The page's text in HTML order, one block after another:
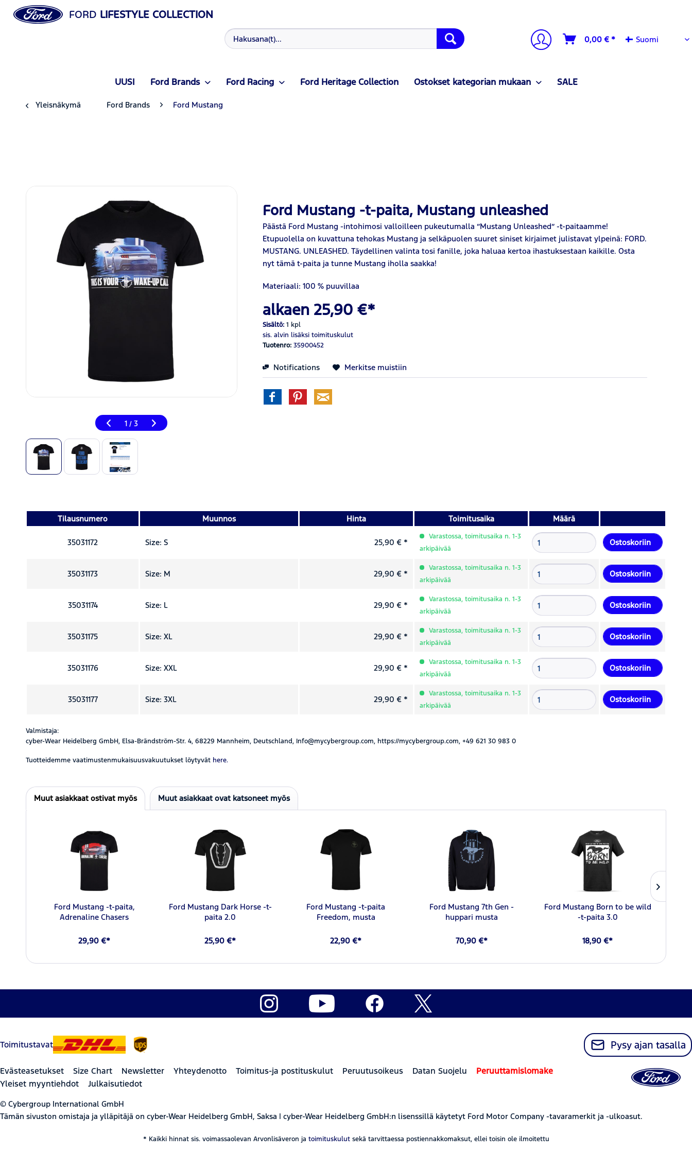
FORD LIFESTYLE COLLECTION
0,00 € * Suomi
Suomi
UUSI Ford Brands Ford Racing Ford Heritage Collection Ostokset kategorian mukaan SALE
Yleisnäkymä Ford Brands Ford Mustang
1 / 3
Ford Mustang -t-paita, Mustang unleashed
Päästä Ford Mustang -intohimosi valloilleen pukeutumalla ”Mustang Unleashed” -t-paitaamme!
Etupuolella on kuvattuna tehokas Mustang ja selkäpuolen suuret siniset kirjaimet julistavat ylpeinä: FORD.
MUSTANG. UNLEASHED. Täydellinen valinta tosi fanille, joka haluaa kertoa ihastuksestaan kaikille. Osta
nyt tämä t-paita ja tunne Mustang iholla saakka!
Materiaali: 100 % puuvillaa
alkaen 25,90 €*
Sisältö:1 kpl
sis. alvin lisäksi toimituskulut
Tuotenro:35900452
Notifications Merkitse muistiin
Tilausnumero Muunnos Hinta Toimitusaika Määrä
35031172 Size: S 25,90 € *
Varastossa, toimitusaika n. 1-3
arkipäivää
Ostoskoriin
35031173 Size: M 29,90 € *
Varastossa, toimitusaika n. 1-3
arkipäivää
Ostoskoriin
35031174 Size: L 29,90 € *
Varastossa, toimitusaika n. 1-3
arkipäivää
Ostoskoriin
35031175 Size: XL 29,90 € *
Varastossa, toimitusaika n. 1-3
arkipäivää
Ostoskoriin
35031176 Size: XXL 29,90 € *
Varastossa, toimitusaika n. 1-3
arkipäivää
Ostoskoriin
35031177 Size: 3XL 29,90 € *
Varastossa, toimitusaika n. 1-3
arkipäivää
Ostoskoriin
Valmistaja:
cyber-Wear Heidelberg GmbH, Elsa-Brändström-Str. 4, 68229 Mannheim, Deutschland, Info@mycybergroup.com, https://mycybergroup.com, +49 621 30 983 0
Tuotteidemme vaatimustenmukaisuusvakuutukset löytyvät here.
Muut asiakkaat ostivat myös Muut asiakkaat ovat katsoneet myös
Ford Mustang -t-paita,
Adrenaline Chasers
29,90 €*
Ford Mustang Dark Horse -t-
paita 2.0
25,90 €*
Ford Mustang -t-paita
Freedom, musta
22,90 €*
Ford Mustang 7th Gen -
huppari musta
70,90 €*
Ford Mustang Born to be wild
-t-paita 3.0
18,90 €*
Toimitustavat Pysy ajan tasalla
Evästeasetukset Size Chart Newsletter Yhteydenotto Toimitus-ja postituskulut Peruutusoikeus Datan Suojelu
Peruuttamislomake
Yleiset myyntiehdot
Julkaisutiedot
© Cybergroup International GmbH
Tämän sivuston omistaja ja ylläpitäjä on cyber-Wear Heidelberg GmbH, Saksa | cyber-Wear Heidelberg GmbH:n lisenssillä käytetyt Ford Motor Company -tavaramerkit ja -ulkoasut.
* Kaikki hinnat sis. voimassaolevan Arvonlisäveron ja toimituskulutsekä tarvittaessa postiennakkomaksut, ellei toisin ole ilmoitettu